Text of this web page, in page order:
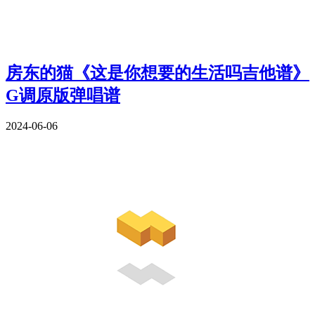
房东的猫《这是你想要的生活吗吉他谱》
G调原版弹唱谱
2024-06-06